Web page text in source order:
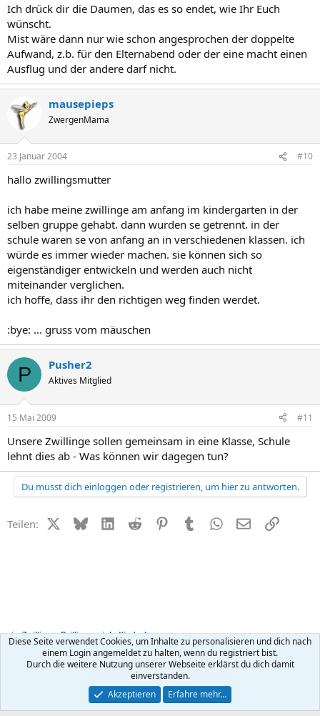
Ich drück dir die Daumen, das es so endet, wie Ihr Euch
wünscht.
Mist wäre dann nur wie schon angesprochen der doppelte
Aufwand, z.b. für den Elternabend oder der eine macht einen
Ausflug und der andere darf nicht.
mausepieps
ZwergenMama
23 Januar 2004 #10
hallo zwillingsmutter
ich habe meine zwillinge am anfang im kindergarten in der
selben gruppe gehabt. dann wurden se getrennt. in der
schule waren se von anfang an in verschiedenen klassen. ich
würde es immer wieder machen. sie können sich so
eigenständiger entwickeln und werden auch nicht
miteinander verglichen.
ich hoffe, dass ihr den richtigen weg finden werdet.
:bye: ... gruss vom mäuschen
P Pusher2
Aktives Mitglied
15 Mai 2009 #11
Unsere Zwillinge sollen gemeinsam in eine Klasse, Schule
lehnt dies ab - Was können wir dagegen tun?
Du musst dich einloggen oder registrieren, um hier zu antworten.
Teilen: X (Twitter)
BlueskyLinkedIn
Reddit PinterestTumblr WhatsApp
E-MailLink
Zwillinge, Drillinge, viele Kinder!
Kontakt Nutzungsbedingungen Datenschutz Hilfe
R
Community platform by XenForo ® © 2010-2026 XenForo Ltd.
Diese Seite verwendet Cookies, um Inhalte zu personalisieren und dich nach
einem Login angemeldet zu halten, wenn du registriert bist.
Durch die weitere Nutzung unserer Webseite erklärst du dich damit
einverstanden.
Akzeptieren
Erfahre mehr…